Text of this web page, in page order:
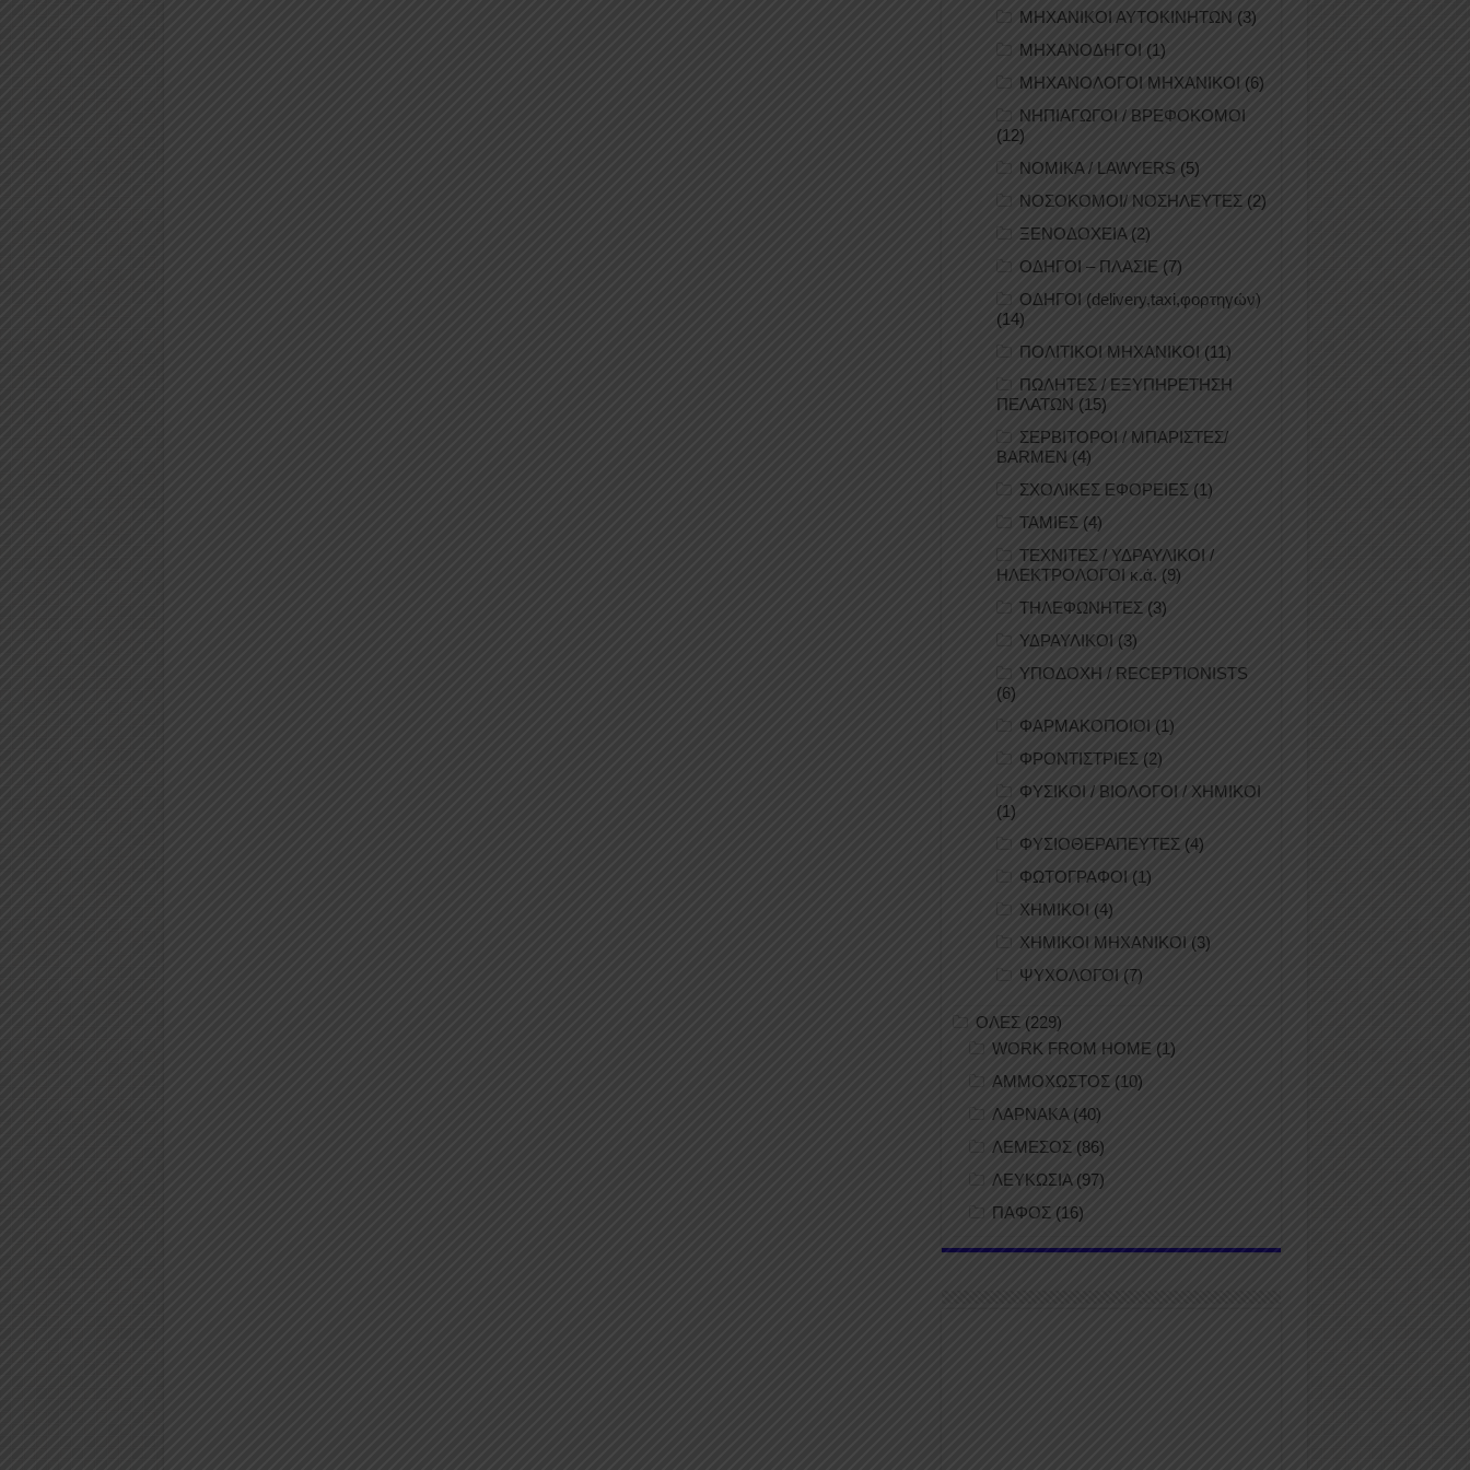
ΜΗΧΑΝΙΚΟΙ ΑΥΤΟΚΙΝΗΤΩΝ (3)
ΜΗΧΑΝΟΔΗΓΟΙ (1)
ΜΗΧΑΝΟΛΟΓΟΙ ΜΗΧΑΝΙΚΟΙ (6)
ΝΗΠΙΑΓΩΓΟΙ / ΒΡΕΦΟΚΟΜΟΙ
(12)
ΝΟΜΙΚΑ / LAWYERS (5)
ΝΟΣΟΚΟΜΟΙ/ ΝΟΣΗΛΕΥΤΕΣ (2)
ΞΕΝΟΔΟΧΕΙΑ(2)
ΟΔΗΓΟΙ – ΠΛΑΣΙΕ (7)
ΟΔΗΓΟΙ (delivery,taxi,φορτηγών)
(14)
ΠΟΛΙΤΙΚΟΙ ΜΗΧΑΝΙΚΟΙ (11)
ΠΩΛΗΤΕΣ / ΕΞΥΠΗΡΕΤΗΣΗ
ΠΕΛΑΤΩΝ (15)
ΣΕΡΒΙΤΟΡΟΙ / ΜΠΑΡΙΣΤΕΣ/
BARMEN (4)
ΣΧΟΛΙΚΕΣ ΕΦΟΡΕΙΕΣ (1)
ΤΑΜΙΕΣ (4)
ΤΕΧΝΙΤΕΣ / ΥΔΡΑΥΛΙΚΟΙ /
ΗΛΕΚΤΡΟΛΟΓΟΙ κ.ά. (9)
ΤΗΛΕΦΩΝΗΤΕΣ (3)
ΥΔΡΑΥΛΙΚΟΙ (3)
ΥΠΟΔΟΧΗ / RECEPTIONISTS
(6)
ΦΑΡΜΑΚΟΠΟΙΟΙ (1)
ΦΡΟΝΤΙΣΤΡΙΕΣ (2)
ΦΥΣΙΚΟΙ / ΒΙΟΛΟΓΟΙ / ΧΗΜΙΚΟΙ
(1)
ΦΥΣΙΟΘΕΡΑΠΕΥΤΕΣ (4)
ΦΩΤΟΓΡΑΦΟΙ (1)
ΧΗΜΙΚΟΙ (4)
ΧΗΜΙΚΟΙ ΜΗΧΑΝΙΚΟΙ (3)
ΨΥΧΟΛΟΓΟΙ (7)
ΟΛΕΣ (229)
WORK FROM HOME (1)
ΑΜΜΟΧΩΣΤΟΣ (10)
ΛΑΡΝΑΚΑ (40)
ΛΕΜΕΣΟΣ (86)
ΛΕΥΚΩΣΙΑ(97)
ΠΑΦΟΣ (16)